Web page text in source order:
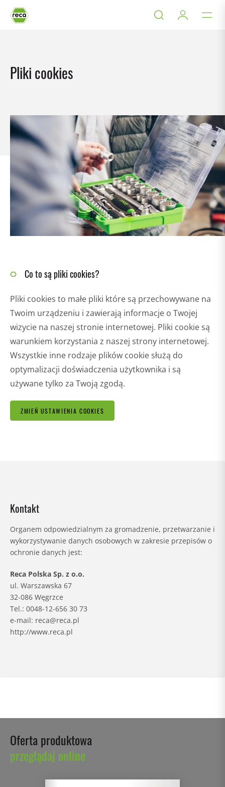
Pliki cookies
Kontakt
Organem odpowiedzialnym za gromadzenie, przetwarzanie i
wykorzystywanie danych osobowych w zakresie przepisów o
ochronie danych jest:
Reca Polska Sp. z o.o.
ul. Warszawska 67
32-086 Węgrzce
Tel.: 0048-12-656 30 73
e-mail: reca@reca.pl
http://www.reca.pl
Co to są pliki cookies?
Pliki cookies to małe pliki które są przechowywane na
Twoim urządzeniu i zawierają informacje o Twojej
wizycie na naszej stronie internetowej. Pliki cookie są
warunkiem korzystania z naszej strony internetowej.
Wszystkie inne rodzaje plików cookie służą do
optymalizacji doświadczenia użytkownika i są
używane tylko za Twoją zgodą.
ZMIEŃ USTAWIENIA COOKIES
Oferta produktowa
przeglądaj online